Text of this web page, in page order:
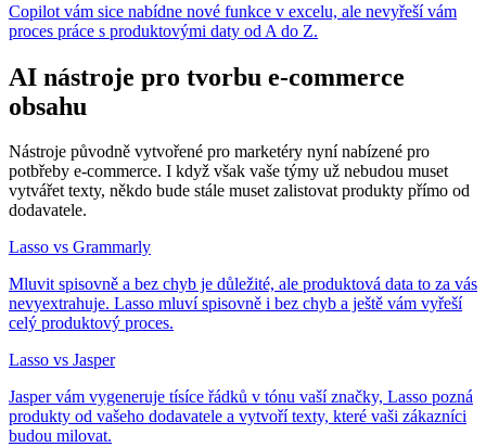
Copilot vám sice nabídne nové funkce v excelu, ale nevyřeší vám
proces práce s produktovými daty od A do Z.
AI nástroje pro tvorbu e-commerce
obsahu
Nástroje původně vytvořené pro marketéry nyní nabízené pro
potbřeby e-commerce. I když však vaše týmy už nebudou muset
vytvářet texty, někdo bude stále muset zalistovat produkty přímo od
dodavatele.
Lasso vs Grammarly
Mluvit spisovně a bez chyb je důležité, ale produktová data to za vás
nevyextrahuje. Lasso mluví spisovně i bez chyb a ještě vám vyřeší
celý produktový proces.
Lasso vs Jasper
Jasper vám vygeneruje tísíce řádků v tónu vaší značky, Lasso pozná
produkty od vašeho dodavatele a vytvoří texty, které vaši zákazníci
budou milovat.